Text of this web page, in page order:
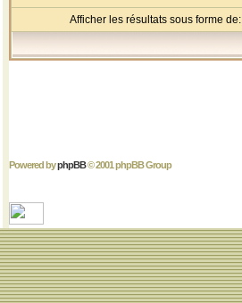
Afficher les résultats sous forme de:
Powered byphpBB© 2001 phpBB Group